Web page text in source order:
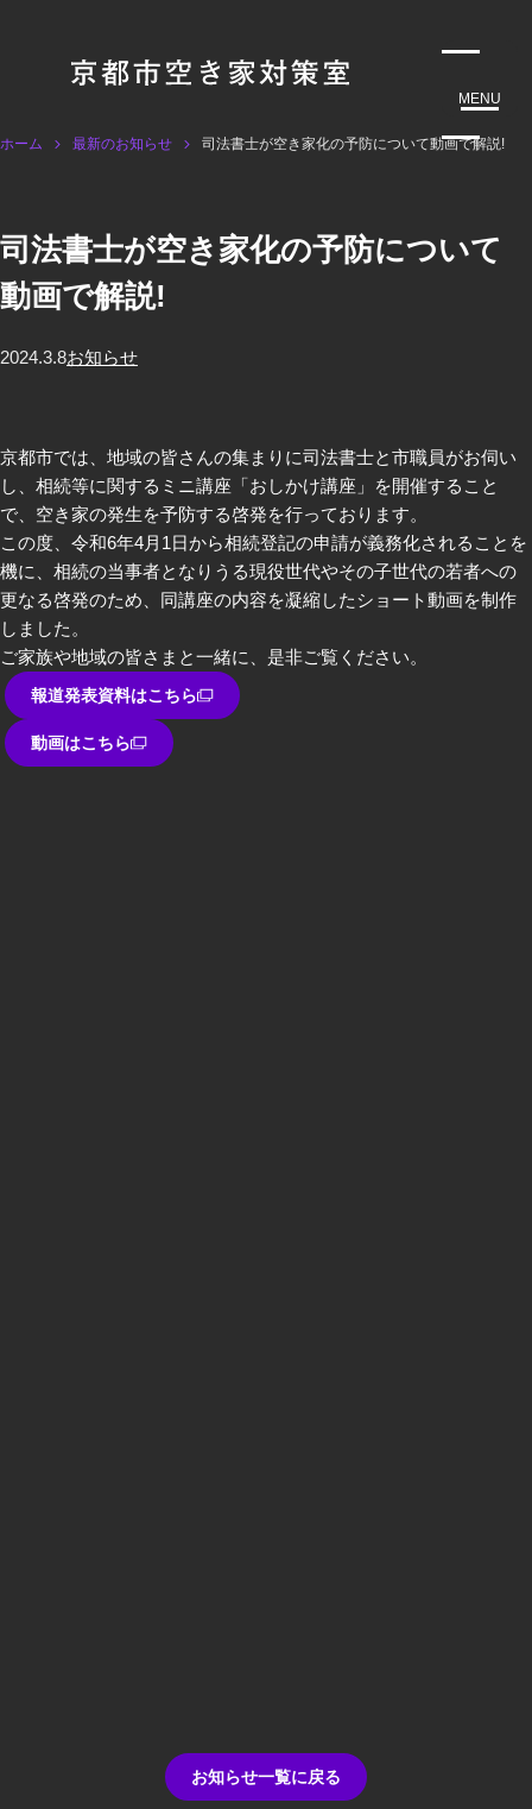
MENU
ホーム 最新のお知らせ 司法書士が空き家化の予防について動画で解説!
司法書士が空き家化の予防について
動画で解説!
2024.3.8お知らせ
京都市では、地域の皆さんの集まりに司法書士と市職員がお伺い
し、相続等に関するミニ講座「おしかけ講座」を開催すること
で、空き家の発生を予防する啓発を行っております。
この度、令和6年4月1日から相続登記の申請が義務化されることを
機に、相続の当事者となりうる現役世代やその子世代の若者への
更なる啓発のため、同講座の内容を凝縮したショート動画を制作
しました。
ご家族や地域の皆さまと一緒に、是非ご覧ください。
報道発表資料はこちら
動画はこちら
お知らせ一覧に戻る